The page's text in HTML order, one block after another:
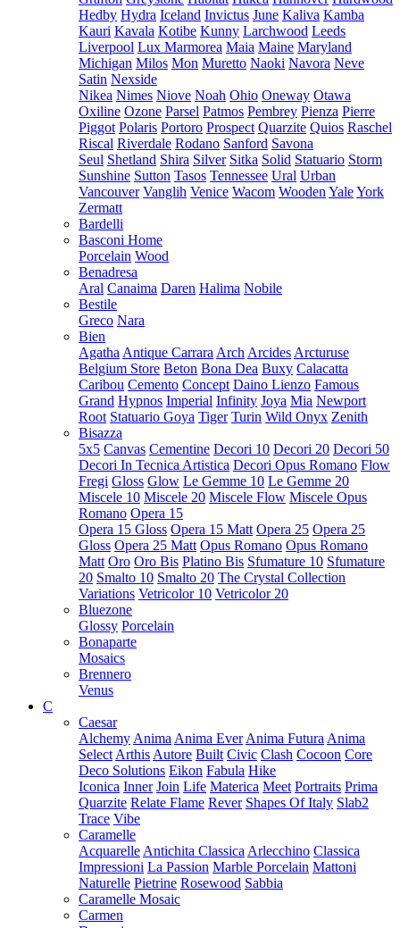
Hedby Hydra Iceland Invictus June Kaliva Kamba
Kauri Kavala Kotibe Kunny Larchwood Leeds
Liverpool Lux Marmorea Maia Maine Maryland
Michigan Milos Mon Muretto Naoki Navora Neve
Satin Nexside
Nikea Nimes Niove Noah Ohio Oneway Otawa
Oxiline Ozone Parsel Patmos Pembrey Pienza Pierre
Piggot Polaris Portoro Prospect Quarzite Quios Raschel
Riscal Riverdale Rodano Sanford Savona
Seul Shetland Shira Silver Sitka Solid Statuario Storm
Sunshine Sutton Tasos Tennessee Ural Urban
Vancouver Vanglih Venice Wacom Wooden YaleYork
Zermatt
Bardelli
Basconi Home
Porcelain Wood
Benadresa
Aral Canaima Daren Halima Nobile
Bestile
Greco Nara
Bien
Agatha Antique Carrara Arch Arcides Arcturuse
Belgium Store Beton Bona Dea Buxy Calacatta
Caribou Cemento Concept Daino Lienzo Famous
Grand Hypnos Imperial Infinity Joya Mia Newport
Root Statuario Goya Tiger Turin Wild Onyx Zenith
Bisazza
5x5 Canvas Cementine Decori 10 Decori 20 Decori 50
Decori In Tecnica Artistica Decori Opus Romano Flow
Fregi Gloss Glow Le Gemme 10 Le Gemme 20
Miscele 10 Miscele 20 Miscele Flow Miscele Opus
Romano Opera 15
Opera 15 Gloss Opera 15 Matt Opera 25 Opera 25
Gloss Opera 25 Matt Opus Romano Opus Romano
Matt Oro Oro Bis Platino Bis Sfumature 10 Sfumature
20 Smalto 10 Smalto 20 The Crystal Collection
Variations Vetricolor 10 Vetricolor 20
Bluezone
Glossy Porcelain
Bonaparte
Mosaics
Brennero
Venus
C
Caesar
Alchemy Anima Anima Ever Anima Futura Anima
Select Arthis Autore Built Civic Clash Cocoon Core
Deco Solutions Eikon Fabula Hike
Iconica Inner Join Life Materica Meet Portraits Prima
Quarzite Relate Flame Rever Shapes Of Italy Slab2
Trace Vibe
Caramelle
Acquarelle Antichita Classica Arlecchino Classica
Impressioni La Passion Marble Porcelain Mattoni
Naturelle Pietrine Rosewood Sabbia
Caramelle Mosaic
Carmen